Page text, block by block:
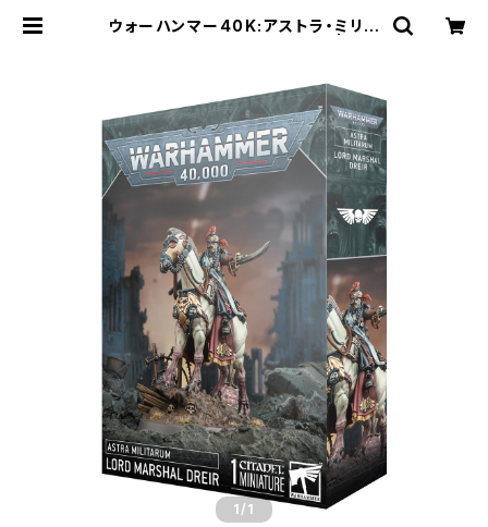
ウォーハンマー40K:アストラ・ミリタ
1 /1